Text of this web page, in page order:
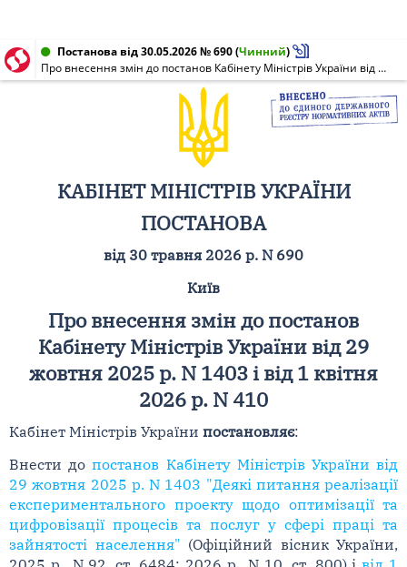
Постанова від 30.05.2026 № 690(Чинний)
Про внесення змін до постанов Кабінету Міністрів України від 29 жовтня 2025 р. N 1403 і від 1 квітня 2026 р. N 410